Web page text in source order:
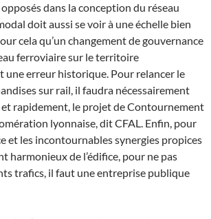
dans la conception du réseau
doit aussi se voir à une échelle bien
cela qu’un changement de gouvernance
ferroviaire sur le territoire
erreur historique. Pour relancer le
sur rail, il faudra nécessairement
et rapidement, le projet de Contournement
lyonnaise, dit CFAL. Enfin, pour
et les incontournables synergies propices
harmonieux de l’édifice, pour ne pas
trafics, il faut une entreprise publique